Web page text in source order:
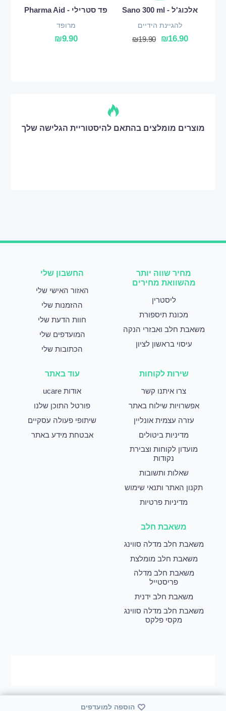
הוספה למועדפים
אלכוג'ל - Sano 300 ml
להגיינת הידיים
₪16.90
₪19.90
פד סטרילי - Pharma Aid
מרופד
₪9.90
מוצרים מומלצים בהתאם להיסטוריית הגלישה שלך
מחיר שווה יותר
מהשוואת מחירים
ליסטרין
מכונת תיספורת
משאבת חלב ואבזרי הנקה
עיסוי בראשון לציון
החשבון שלי
האזור האישי שלי
ההזמנות שלי
חוות הדעת שלי
המועדפים שלי
הכתובות שלי
שירות לקוחות
צרו איתנו קשר
אפשרויות שילוח באתר
עזרה עצמית אונליין
מדיניות ביטולים
מועדון לקוחות וצבירת
נקודות
שאלות ותשובות
תקנון האתר ותנאי שימוש
מדיניות פרטיות
עוד באתר
אודות ucare
פורטל התוכן שלנו
שיתופי פעולה עסקיים
אבטחת מידע באתר
משאבת חלב
משאבת חלב מדלה סווינג
משאבת חלב מומלצת
משאבת חלב מדלה
פריסטייל
משאבת חלב ידנית
משאבת חלב מדלה סווינג
מקסי פלקס